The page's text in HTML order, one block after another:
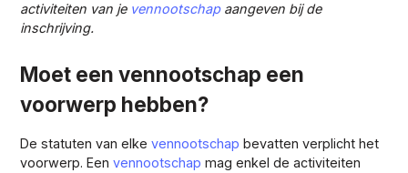
activiteiten van jevennootschapaangeven bij de
inschrijving.
Moet een vennootschap een
voorwerp hebben?
De statuten van elkevennootschap bevatten verplicht het
voorwerp. Een vennootschap mag enkel de activiteiten